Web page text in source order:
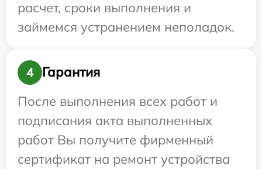
расчет, сроки выполнения и
займемся устранением неполадок.
4
Гарантия
После выполнения всех работ и
подписания акта выполненных
работ Вы получите фирменный
сертификат на ремонт устройства